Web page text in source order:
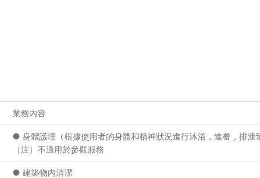
業務內容
● 身體護理（根據使用者的身體和精神狀況進行沐浴，進餐，排泄
（注）不適用於參觀服務
● 建築物內清潔